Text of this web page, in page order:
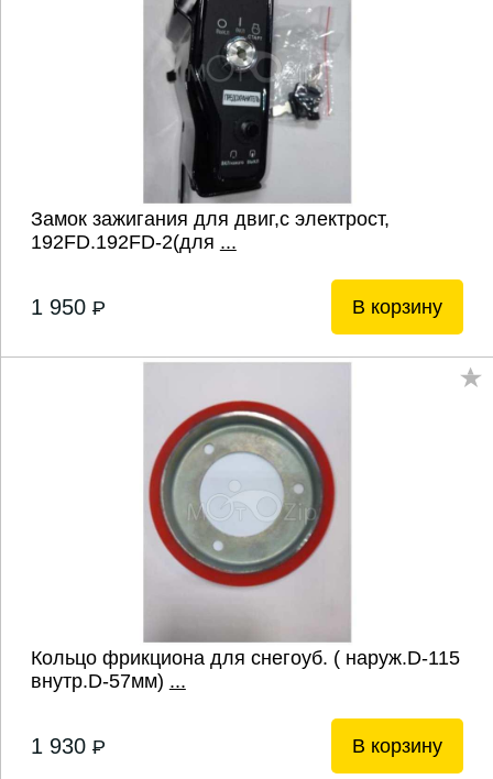
Замок зажигания для двиг,с электрост,
192FD.192FD-2(для ...
1 950 P В корзину
Кольцо фрикциона для снегоуб. ( наруж.D-115
внутр.D-57мм) ...
1 930 P В корзину